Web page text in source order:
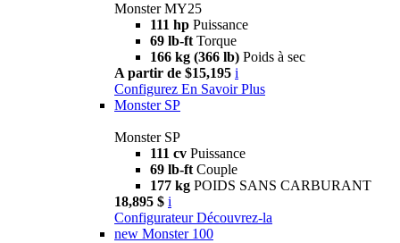
Monster MY25
111 hp Puissance
69 lb-ft Torque
166 kg (366 lb) Poids à sec
A partir de $15,195 i
Configurez En Savoir Plus
Monster SP
Monster SP
111 cv Puissance
69 lb-ft Couple
177 kg POIDS SANS CARBURANT
18,895 $ i
Configurateur Découvrez-la
new Monster 100